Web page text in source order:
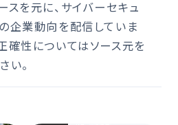
スを元に、サイバーセキュ
企業動向を配信していま
確性についてはソース元を
い。